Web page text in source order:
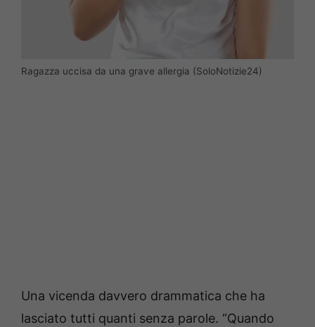
Ragazza uccisa da una grave allergia (SoloNotizie24)
Una vicenda davvero drammatica che ha
lasciato tutti quanti senza parole. “Quando